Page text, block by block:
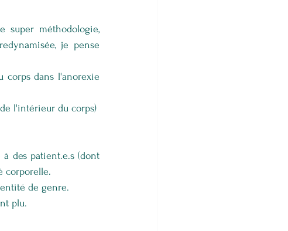
super méthodologie,
je pense
corps dans l'anorexie
l'intérieur du corps)
des patient.e.s (dont
corporelle.
de genre.
plu.